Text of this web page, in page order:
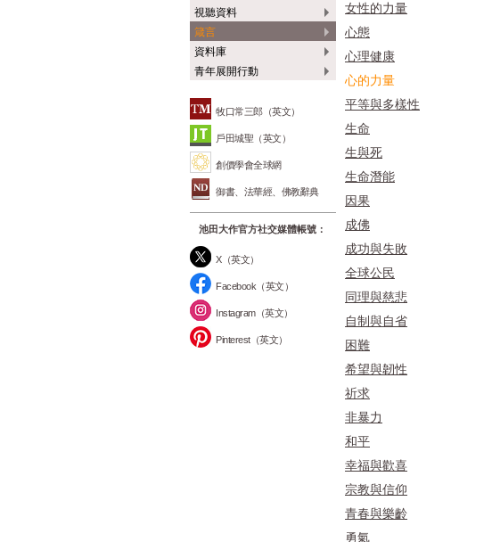
視聽資料
箴言
資料庫
青年展開行動
牧口常三郎（英文）
戶田城聖（英文）
創價學會全球網
御書、法華經、佛教辭典
池田大作官方社交媒體帳號：
X（英文）
Facebook（英文）
Instagram（英文）
Pinterest（英文）
女性的力量
心態
心理健康
心的力量
平等與多樣性
生命
生與死
生命潛能
因果
成佛
成功與失敗
全球公民
同理與慈悲
自制與自省
困難
希望與韌性
祈求
非暴力
和平
幸福與歡喜
宗教與信仰
青春與樂齡
勇氣